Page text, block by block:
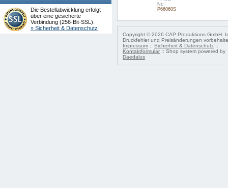
Die Bestellabwicklung erfolgt
über eine gesicherte
Verbindung (256-Bit-SSL).
» Sicherheit & Datenschutz
Nr.:
P66060S
Copyright © 2026 CAP Produktions GmbH.
Druckfehler und Preisänderungen
Impressum :: Sicherheit & Datenschutz ::
Kontaktformular :: Shop system powered by
Daedalus